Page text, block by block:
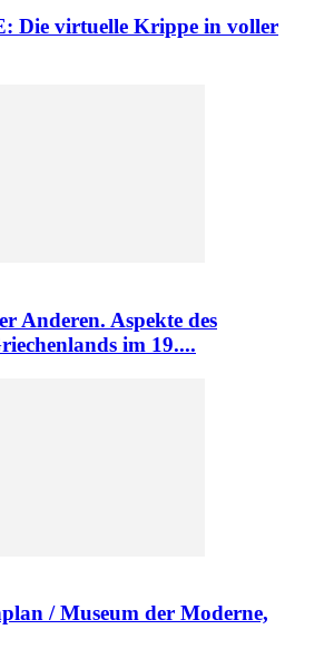
Die virtuelle Krippe in voller
Anderen. Aspekte des
im 19....
/ Museum der Moderne,